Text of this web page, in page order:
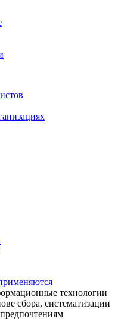
технологии
сбора, систематизации